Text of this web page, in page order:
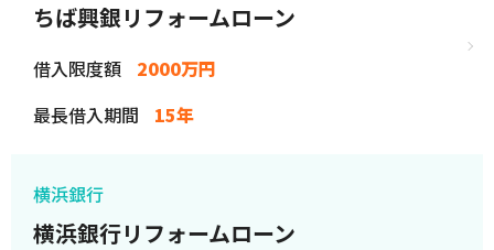
ちば興銀リフォームローン
借入限度額
2000万円
最長借入期間
15年
横浜銀行
横浜銀行リフォームローン